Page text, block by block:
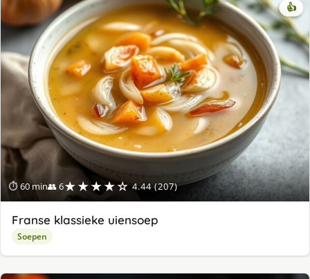
⏱ 60 min👥 6★★★★☆ 4.44 (207)
👍
Franse klassieke uiensoep
Soepen